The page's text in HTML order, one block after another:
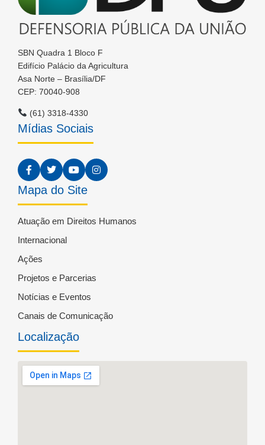
SBN Quadra 1 Bloco F
Edifício Palácio da Agricultura
Asa Norte – Brasília/DF
CEP: 70040-908
(61) 3318-4330
Mídias Sociais
Mapa do Site
Atuação em Direitos Humanos
Internacional
Ações
Projetos e Parcerias
Notícias e Eventos
Canais de Comunicação
Localização